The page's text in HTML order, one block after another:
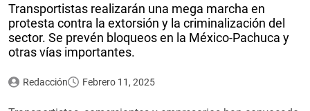
Transportistas realizarán una mega marcha en
protesta contra la extorsión y la criminalización del
sector. Se prevén bloqueos en la México-Pachuca y
otras vías importantes.
Redacción Febrero 11, 2025